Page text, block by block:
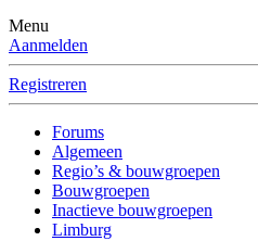
Menu
Aanmelden
Registreren
Forums
Algemeen
Regio’s & bouwgroepen
Bouwgroepen
Inactieve bouwgroepen
Limburg